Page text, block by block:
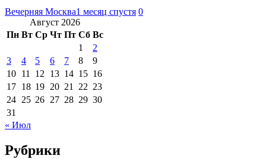
Вечерняя Москва1 месяц спустя 0
Август 2026
Пн Вт Ср Чт Пт Сб Вс
1
2
3
4 5 6 7 8
9
10 11 12 13 14 15 16
17 18 19 20 21 22 23
24 25 26 27 28 29 30
31
« Июл
Рубрики